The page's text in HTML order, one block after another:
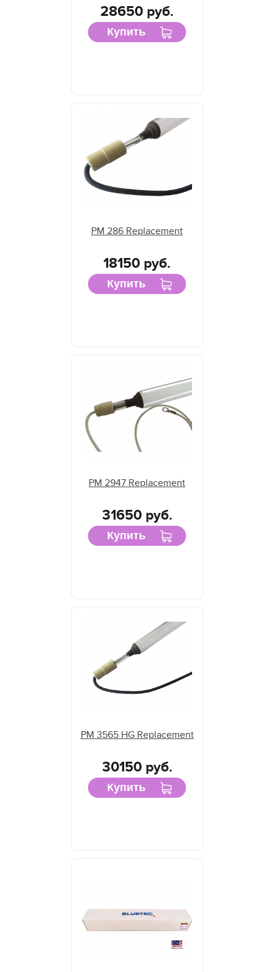
28650 руб.
Купить
PM 286 Replacement
18150 руб.
Купить
PM 2947 Replacement
31650 руб.
Купить
PM 3565 HG Replacement
30150 руб.
Купить